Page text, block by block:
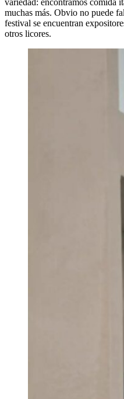
muchas más. Obvio no puede
festival se encuentran
otros licores.